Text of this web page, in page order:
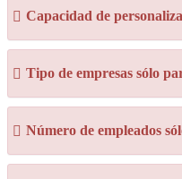
Capacidad de
Tipo de empresas sólo
Número de empleados